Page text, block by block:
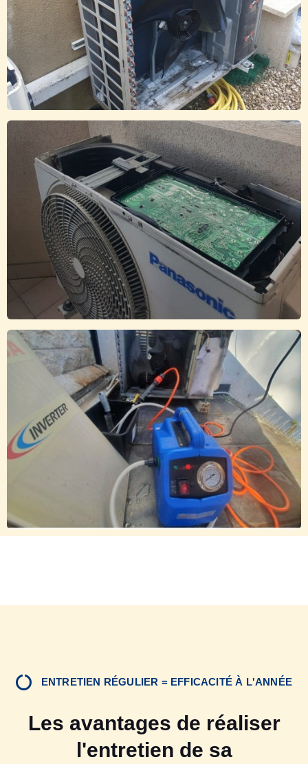
ENTRETIEN RÉGULIER = EFFICACITÉ À L'ANNÉE
Les avantages de réaliser
l'entretien de sa